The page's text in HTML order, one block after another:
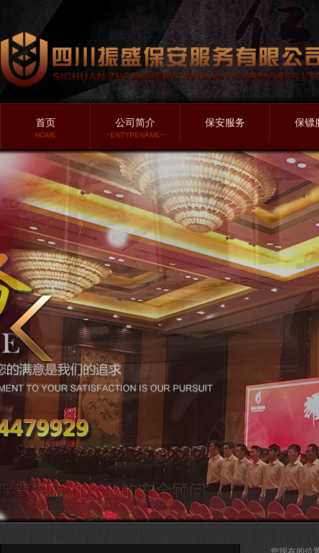
振盛简介
振盛愿景
振盛理念
振盛价值
振盛团队
振盛誓言
公司资质
政务保安
医院保安
商场保安
企业保安
物业保安
学校保安
工地保安
写字楼保安
公园保安
酒店保安
贴身
明星
家政
保
特种
押运
护
首页
HOME
公司简介
~ENTYPENAME~
保安服务 保镖